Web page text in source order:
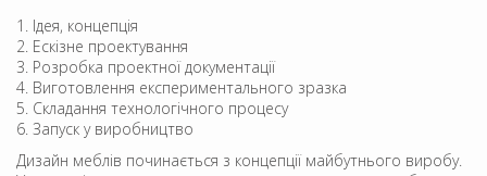
Ідея, концепція
Ескізне проектування
Розробка проектної документації
Виготовлення експериментального зразка
Складання технологічного процесу
Запуск у виробництво
Дизайн меблів починається з концепції майбутнього виробу.